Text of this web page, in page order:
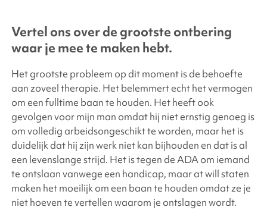
Vertel ons over de grootste ontbering
waar je mee te maken hebt.
Het grootste probleem op dit moment is de behoefte
aan zoveel therapie. Het belemmert echt het vermogen
om een fulltime baan te houden. Het heeft ook
gevolgen voor mijn man omdat hij niet ernstig genoeg is
om volledig arbeidsongeschikt te worden, maar het is
duidelijk dat hij zijn werk niet kan bijhouden en dat is al
een levenslange strijd. Het is tegen de ADA om iemand
te ontslaan vanwege een handicap, maar at will staten
maken het moeilijk om een baan te houden omdat ze je
niet hoeven te vertellen waarom je ontslagen wordt.